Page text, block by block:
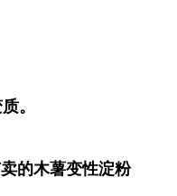
。
的木薯变性淀粉